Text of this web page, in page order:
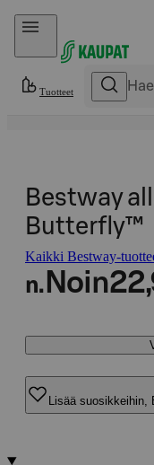
Hyppää sisältöön
Tuotteet
Bestway
Butterfly™
Kaikki Bestway-
n. Noin
Lisää